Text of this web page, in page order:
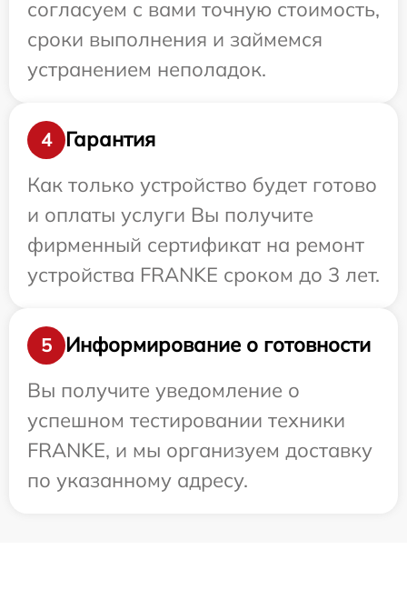
согласуем с вами точную стоимость,
сроки выполнения и займемся
устранением неполадок.
4
Гарантия
Как только устройство будет готово
и оплаты услуги Вы получите
фирменный сертификат на ремонт
устройства FRANKE сроком до 3 лет.
5
Информирование о готовности
Вы получите уведомление о
успешном тестировании техники
FRANKE, и мы организуем доставку
по указанному адресу.